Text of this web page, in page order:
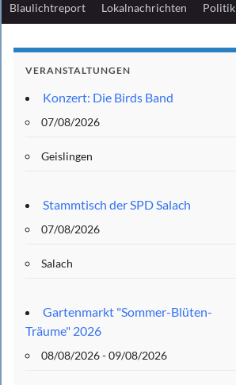
Blaulichtreport Lokalnachrichten Politik
VERANSTALTUNGEN
Konzert: Die Birds Band
07/08/2026
Geislingen
Stammtisch der SPD Salach
07/08/2026
Salach
Gartenmarkt "Sommer-Blüten-
Träume" 2026
08/08/2026 - 09/08/2026